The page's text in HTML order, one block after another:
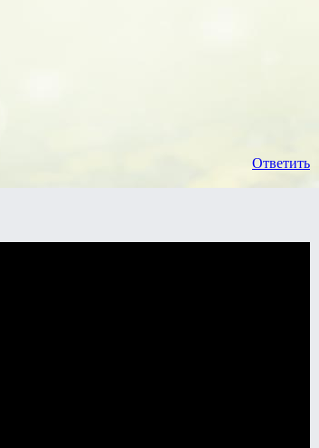
Ответить